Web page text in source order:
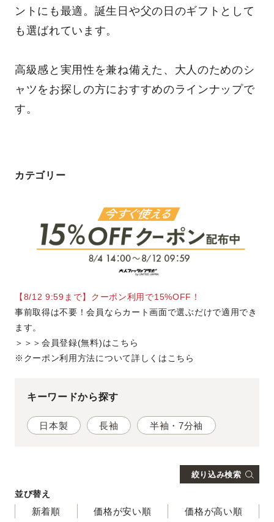
ントにも最適。誕生日や父の日のギフトとして
も選ばれています。
高級感と実用性を兼ね備えた、大人のためのシ
ャツをお探しの方におすすめのラインナップで
す。
カテゴリー
【8/12 9:59まで】クーポン利用で15%OFF！
事前取得は不要！会員ならカート画面で選ぶだけで適用でき
ます。
＞＞＞会員登録(無料)はこちら
※クーポン利用方法について詳しくはこちら
キーワードから探す
日本製 長袖 半袖・7分袖
絞り込み検索
カーキ
ブラウン
レッド
マルチカラー
トップス アウター
ジャケット スラックス・パンツ
シーンから探す
ゴルフ
撥水
吸水速乾・接触冷感 ウエストらくらく
並び替え
価格が安い順 価格が高い順
新着順